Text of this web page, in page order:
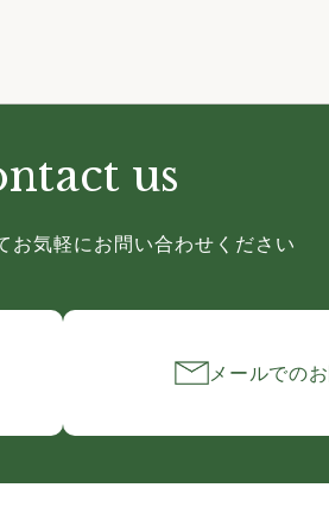
us
お気軽にお問い合わせください
メールでの